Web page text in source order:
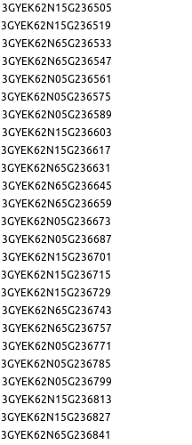
3GYEK62N15G236505
3GYEK62N15G236519
3GYEK62N65G236533
3GYEK62N65G236547
3GYEK62N05G236561
3GYEK62N05G236575
3GYEK62N05G236589
3GYEK62N15G236603
3GYEK62N15G236617
3GYEK62N65G236631
3GYEK62N65G236645
3GYEK62N65G236659
3GYEK62N05G236673
3GYEK62N05G236687
3GYEK62N15G236701
3GYEK62N15G236715
3GYEK62N15G236729
3GYEK62N65G236743
3GYEK62N65G236757
3GYEK62N05G236771
3GYEK62N05G236785
3GYEK62N05G236799
3GYEK62N15G236813
3GYEK62N15G236827
3GYEK62N65G236841